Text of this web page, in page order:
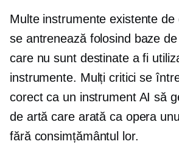
Multe instrumente existente de
se antrenează folosind baze
care nu sunt destinate a fi
instrumente. Mulți critici se
corect ca un instrument AI să
de artă care arată ca opera
fără consimțământul lor.